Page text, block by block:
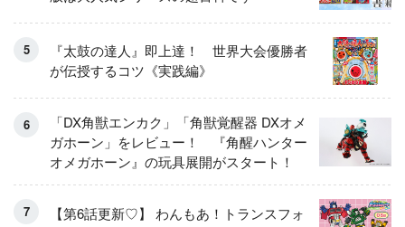
『太鼓の達人』即上達！ 世界大会優勝者
が伝授するコツ《実践編》
「DX角獣エンカク」「角獣覚醒器 DXオメ
ガホーン」をレビュー！ 『角醒ハンター
オメガホーン』の玩具展開がスタート！
【第6話更新♡】 わんもあ！トランスフォ